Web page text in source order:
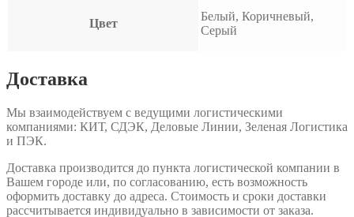
Цвет
Белый, Коричневый,
Серый
Доставка
Мы взаимодействуем с ведущими логистическими
компаниями: КИТ, СДЭК, Деловые Линии, Зеленая Логистика
и ПЭК.
Доставка производится до пункта логистической компании в
Вашем городе или, по согласованию, есть возможность
оформить доставку до адреса. Стоимость и сроки доставки
рассчитывается индивидуально в зависимости от заказа.